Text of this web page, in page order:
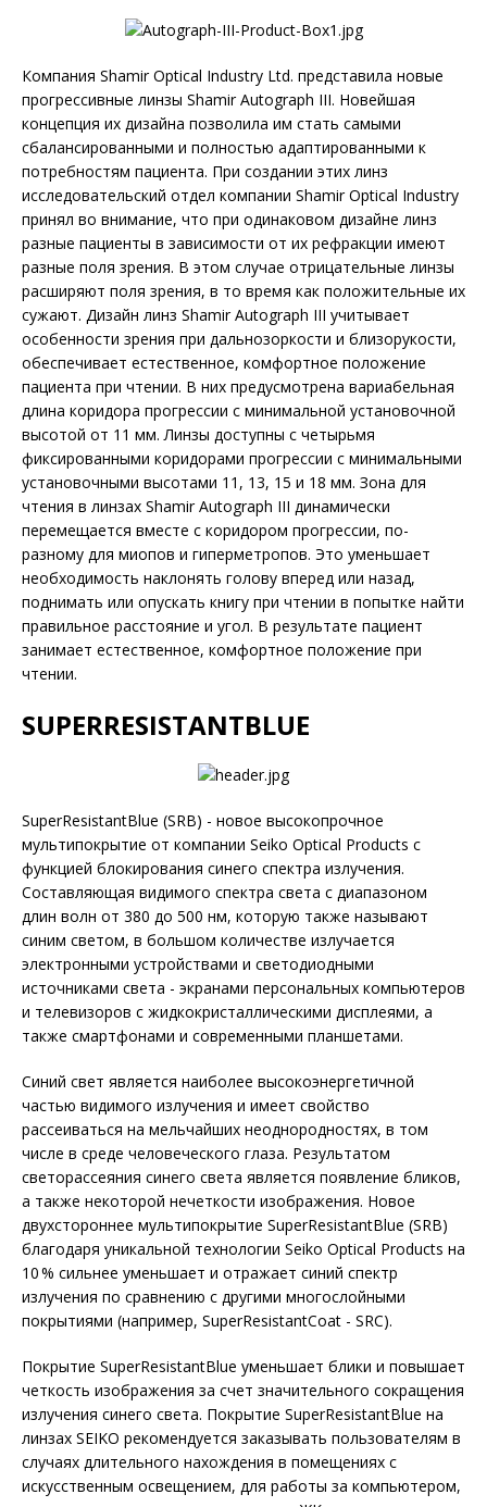
Компания Shamir Optical Industry Ltd. представила новые
прогрессивные линзы Shamir Autograph III. Новейшая
концепция их дизайна позволила им стать самыми
сбалансированными и полностью адаптированными к
потребностям пациента. При создании этих линз
исследовательский отдел компании Shamir Optical Industry
принял во внимание, что при одинаковом дизайне линз
разные пациенты в зависимости от их рефракции имеют
разные поля зрения. В этом случае отрицательные линзы
расширяют поля зрения, в то время как положительные их
сужают. Дизайн линз Shamir Autograph III учитывает
особенности зрения при дальнозоркости и близорукости,
обеспечивает естественное, комфортное положение
пациента при чтении. В них предусмотрена вариабельная
длина коридора прогрессии с минимальной установочной
высотой от 11 мм. Линзы доступны с четырьмя
фиксированными коридорами прогрессии с минимальными
установочными высотами 11, 13, 15 и 18 мм. Зона для
чтения в линзах Shamir Autograph III динамически
перемещается вместе с коридором прогрессии, по-
разному для миопов и гиперметропов. Это уменьшает
необходимость наклонять голову вперед или назад,
поднимать или опускать книгу при чтении в попытке найти
правильное расстояние и угол. В результате пациент
занимает естественное, комфортное положение при
чтении.
SUPERRESISTANTBLUE
SuperResistantBlue (SRB) - новое высокопрочное
мультипокрытие от компании Seiko Optical Products с
функцией блокирования синего спектра излучения.
Составляющая видимого спектра света с диапазоном
длин волн от 380 до 500 нм, которую также называют
синим светом, в большом количестве излучается
электронными устройствами и светодиодными
источниками света - экранами персональных компьютеров
и телевизоров с жидкокристаллическими дисплеями, а
также смартфонами и современными планшетами.
Синий свет является наиболее высокоэнергетичной
частью видимого излучения и имеет свойство
рассеиваться на мельчайших неоднородностях, в том
числе в среде человеческого глаза. Результатом
светорассеяния синего света является появление бликов,
а также некоторой нечеткости изображения. Новое
двухстороннее мультипокрытие SuperResistantBlue (SRB)
благодаря уникальной технологии Seiko Optical Products на
10 % сильнее уменьшает и отражает синий спектр
излучения по сравнению с другими многослойными
покрытиями (например, SuperResistantCoat - SRC).
Покрытие SuperResistantBlue уменьшает блики и повышает
четкость изображения за счет значительного сокращения
излучения синего света. Покрытие SuperResistant­Blue на
линзах SEIKO рекомендуется заказывать пользователям в
случаях длительного нахождения в помещениях с
искусственным освещением, для работы за компьютером,